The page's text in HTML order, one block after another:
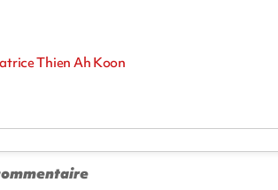
Thien Ah Koon